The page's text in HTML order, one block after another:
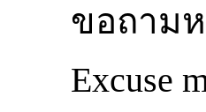
ขอถาม
Excuse